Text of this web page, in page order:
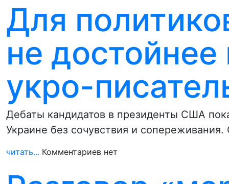
Для
не
укро-
Дебаты кандидатов в президенты США
Украине без сочувствия и
читать... Комментариев нет